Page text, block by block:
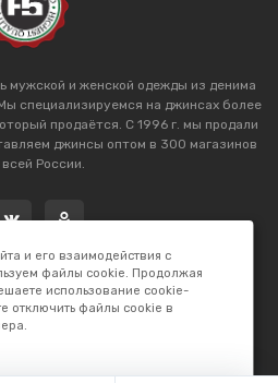
мужской и женской одежды из денима
специализируемся на джинсах более
продаётся. С 1996 г. мы продали
джинсы оптом в 300 магазинов
всей России.
и его взаимодействия с
файлы cookie. Продолжая
использование cookie-
отключить файлы cookie в